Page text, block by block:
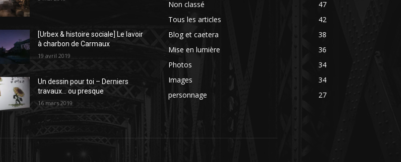
[Urbex & histoire sociale] Le lavoir
à charbon de Carmaux
19 avril 2019
Un dessin pour toi – Derniers
travaux… ou presque
16 mars 2019
Non classé
47
Tous les articles
42
Blog et caetera
38
Mise en lumière
36
Photos
34
Images
34
personnage
27